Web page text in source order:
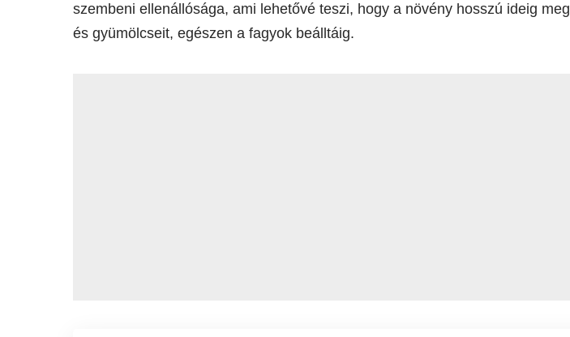
szembeni ellenállósága, ami lehetővé teszi, hogy a növény hosszú ideig
és gyümölcseit, egészen a fagyok beálltáig.